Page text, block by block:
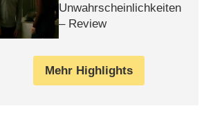
Unwahrscheinlichkeiten
– Review
Mehr Highlights